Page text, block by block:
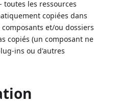
- toutes les ressources
copiées dans
composants et/ou dossiers
copiés (un composant ne
ins ou d'autres